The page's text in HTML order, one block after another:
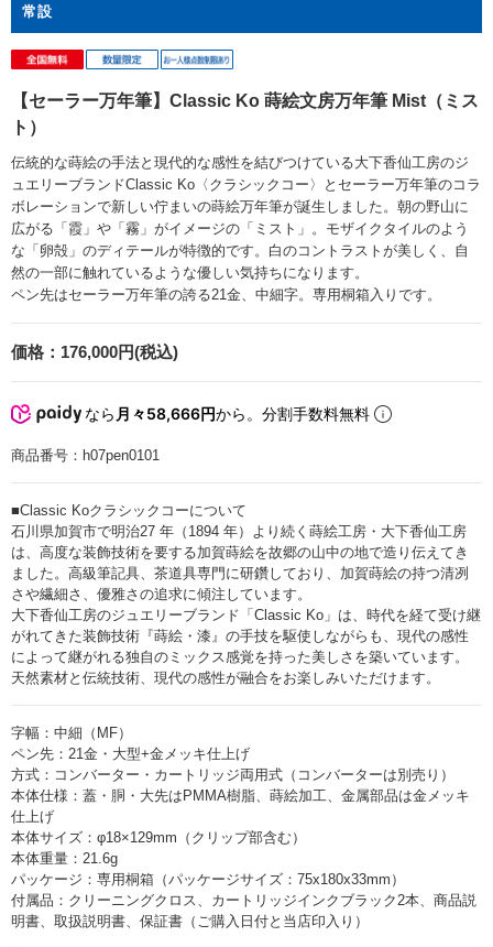
常設
【セーラー万年筆】Classic Ko 蒔絵文房万年筆 Mist（ミス
ト）
伝統的な蒔絵の手法と現代的な感性を結びつけている大下香仙工房のジ
ュエリーブランドClassic Ko〈クラシックコー〉とセーラー万年筆のコラ
ボレーションで新しい佇まいの蒔絵万年筆が誕生しました。朝の野山に
広がる「霞」や「霧」がイメージの「ミスト」。モザイクタイルのよう
な「卵殻」のディテールが特徴的です。白のコントラストが美しく、自
然の一部に触れているような優しい気持ちになります。
ペン先はセーラー万年筆の誇る21金、中細字。専用桐箱入りです。
価格： 176,000円(税込)
なら 月々58,666円から。分割手数料無料
商品番号： h07pen0101
■Classic Koクラシックコーについて
石川県加賀市で明治27 年（1894 年）より続く蒔絵工房・大下香仙工房
は、高度な装飾技術を要する加賀蒔絵を故郷の山中の地で造り伝えてき
ました。高級筆記具、茶道具専門に研鑽しており、加賀蒔絵の持つ清冽
さや繊細さ、優雅さの追求に傾注しています。
大下香仙工房のジュエリーブランド「Classic Ko」は、時代を経て受け継
がれてきた装飾技術『蒔絵・漆』の手技を駆使しながらも、現代の感性
によって継がれる独自のミックス感覚を持った美しさを築いています。
天然素材と伝統技術、現代の感性が融合をお楽しみいただけます。
字幅：中細（MF）
ペン先：21金・大型+金メッキ仕上げ
方式：コンバーター・カートリッジ両用式（コンバーターは別売り）
本体仕様：蓋・胴・大先はPMMA樹脂、蒔絵加工、金属部品は金メッキ
仕上げ
本体サイズ：φ18×129mm（クリップ部含む）
本体重量：21.6g
パッケージ：専用桐箱（パッケージサイズ：75x180x33mm）
付属品：クリーニングクロス、カートリッジインクブラック2本、商品説
明書、取扱説明書、保証書（ご購入日付と当店印入り）